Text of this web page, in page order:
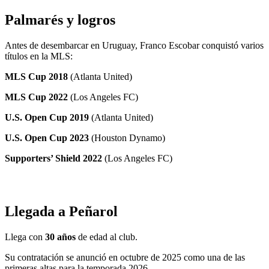
Palmarés y logros
Antes de desembarcar en Uruguay, Franco Escobar conquistó varios
títulos en la MLS:
MLS Cup 2018 (Atlanta United)
MLS Cup 2022 (Los Angeles FC)
U.S. Open Cup 2019 (Atlanta United)
U.S. Open Cup 2023 (Houston Dynamo)
Supporters’ Shield 2022 (Los Angeles FC)
Llegada a Peñarol
Llega con 30 años de edad al club.
Su contratación se anunció en octubre de 2025 como una de las